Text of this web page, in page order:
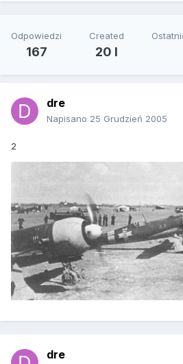
Odpowiedzi
167
Created
20 l
dre
Napisano 25 Grudzień 2005
2
dre